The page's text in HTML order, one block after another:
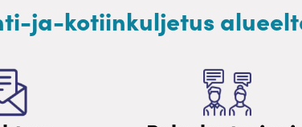
ja-kotiinkuljetus